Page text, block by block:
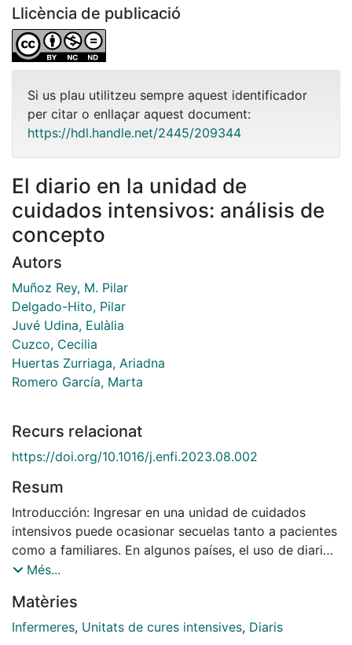
Llicència de publicació
Si us plau utilitzeu sempre aquest identificador
per citar o enllaçar aquest document:
https://hdl.handle.net/2445/209344
El diario en la unidad de
cuidados intensivos: análisis de
concepto
Autors
Muñoz Rey, M. Pilar
Delgado-Hito, Pilar
Juvé Udina, Eulàlia
Cuzco, Cecilia
Huertas Zurriaga, Ariadna
Romero García, Marta
Recurs relacionat
https://doi.org/10.1016/j.enfi.2023.08.002
Resum
Introducción: Ingresar en una unidad de cuidados
intensivos puede ocasionar secuelas tanto a pacientes
como a familiares. En algunos países, el uso de diarios
es una acción preventiva. Objetivo: Esta investigación
de unidad de cuidados intensivos» mediante el análisis
del estado actual de la literatura científica para
Més...
Matèries
Infermeres, Unitats de cures intensives, Diaris